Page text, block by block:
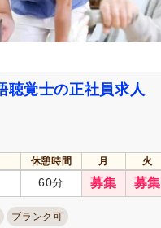
聴覚士の正社員求人
休憩時間 月 火
60分 募集 募集
ブランク可